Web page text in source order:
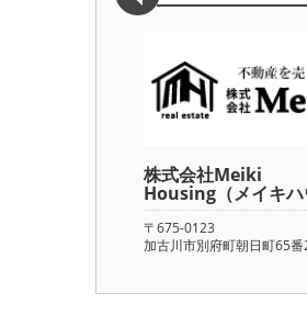
株式会社Meiki
Housing（メイキハ
〒675-0123
加古川市別府町朝日町65番